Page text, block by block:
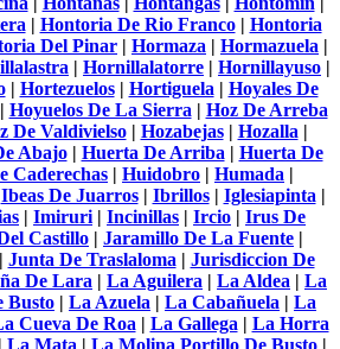
| Hontoria De Rio Franco| Hontoria
Del Pinar | Hormaza | Hormazuela |
| Hornillalatorre | Hornillayuso |
| Hortezuelos| Hortiguela| Hoyales De
Hoyuelos De La Sierra| Hoz De Arreba
De Valdivielso| Hozabejas| Hozalla|
Abajo| Huerta De Arriba| Huerta De
Caderechas | Huidobro | Humada |
Ibeas De Juarros| Ibrillos| Iglesiapinta|
| Imiruri| Incinillas | Ircio | Irus De
Castillo | Jaramillo De La Fuente |
Junta De Traslaloma| Jurisdiccion De
De Lara | La Aguilera | La Aldea | La
Busto | La Azuela | La Cabañuela | La
Cueva De Roa| La Gallega| La Horra